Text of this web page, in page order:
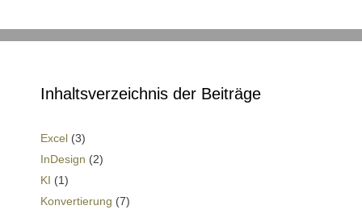
Inhaltsverzeichnis der Beiträge
Excel (3)
InDesign (2)
KI (1)
Konvertierung (7)